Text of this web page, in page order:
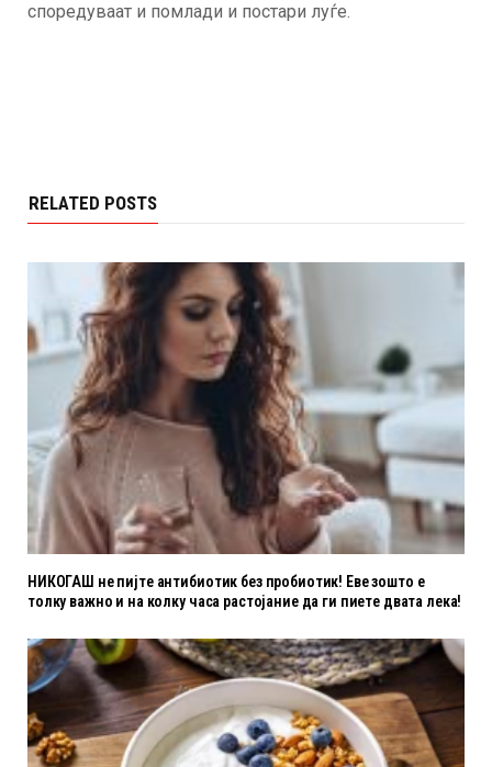
споредуваат и помлади и постари луѓе.
RELATED POSTS
НИКОГАШ не пијте антибиотик без пробиотик! Еве зошто е
толку важно и на колку часа растојание да ги пиете двата лека!